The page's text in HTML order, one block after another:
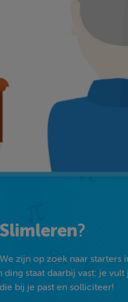
Slimleren?
zijn op zoek naar starters
staat daarbij vast: je
bij je past en solliciteer!